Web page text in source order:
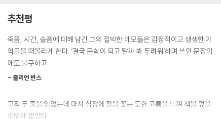
숙해져야만 한다는 사실을.
1977년 11월 30일
애도에 대해서 말하지 말자. 그건 너무 정신분석학적이다. 나는 슬픔 속에
있는 게 아니다. 나는 슬퍼하는 것이다.
누구나 자기만이 알고 있는 아픔의 리듬이 있다.
매김했다. 『애도 일기』는 출간 이후 소설가와 평론가는 물론 수많은 독자
들이 ‘애도’에 관해 말할 때 빼놓지 않고 언급하는 레퍼런스가 되었으며,
‘죽음’에 대해 말하기를 꺼리는 문화에 ‘애도’라는 화두를 던지고 애도의 윤
리에 대한 질문을 던지는 텍스트가 되었다.
롤랑 바르트 후기 스타일을 엿볼 수 있는 중요한 발견
1977년 10월 25일, 바르트의 어머니 앙리에트 벵제가 사망했다. 그 다음
추천평
죽음, 시간, 슬픔에 대해 남긴 그의 절박한 메모들은 감정적이고 생생한 기
억들을 떠올리게 한다. ‘결국 문학이 되고 말까 봐 두려워’하며 쓰인 문장임
에도 불구하고.
- 줄리언 반스
고작 두 줄을 읽었는데 마치 심장에 칼을 꽂는 듯한 고통을 느껴 책을 덮을
수밖에 없었다.